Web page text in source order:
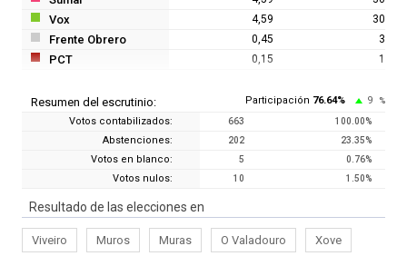
Vox 4,59 30
Frente Obrero 0,45 3
PCT 0,15 1
Resumen del escrutinio: Participación 76.64% 9 %
Votos contabilizados: 663 100.00%
Abstenciones: 202 23.35%
Votos en blanco: 5 0.76%
Votos nulos: 10 1.50%
Resultado de las elecciones en
Viveiro Muros Muras O Valadouro Xove